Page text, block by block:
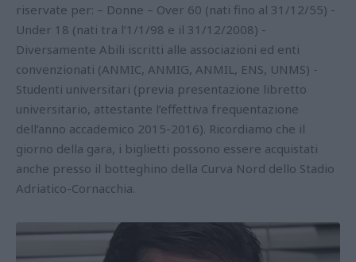
riservate per: – Donne – Over 60 (nati fino al 31/12/55) -
Under 18 (nati tra l’1/1/98 e il 31/12/2008) -
Diversamente Abili iscritti alle associazioni ed enti
convenzionati (ANMIC, ANMIG, ANMIL, ENS, UNMS) -
Studenti universitari (previa presentazione libretto
universitario, attestante l’effettiva frequentazione
dell’anno accademico 2015-2016). Ricordiamo che il
giorno della gara, i biglietti possono essere acquistati
anche presso il botteghino della Curva Nord dello Stadio
Adriatico-Cornacchia.